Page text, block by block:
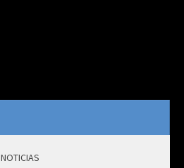
NOTICIAS